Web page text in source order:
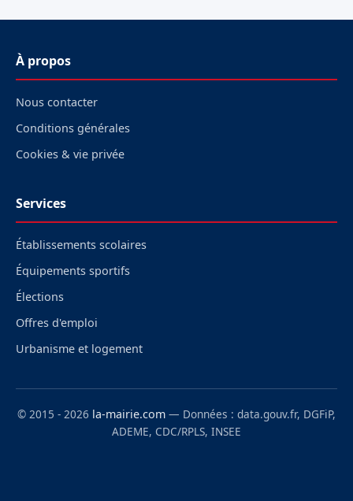
À propos
Nous contacter
Conditions générales
Cookies & vie privée
Services
Établissements scolaires
Équipements sportifs
Élections
Offres d'emploi
Urbanisme et logement
© 2015 - 2026 la-mairie.com — Données : data.gouv.fr, DGFiP,
ADEME, CDC/RPLS, INSEE